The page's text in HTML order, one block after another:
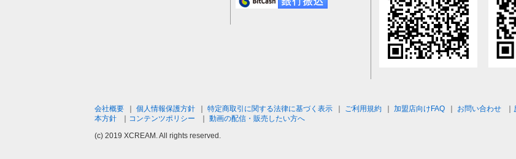
会社概要 個人情報保護方針 特定商取引に関する法律に基づく表示 ご利用規約 加盟店向けFAQ お問い合わせ
本方針
コンテンツポリシー
動画の配信・販売したい方へ
(c) 2019 XCREAM. All rights reserved.